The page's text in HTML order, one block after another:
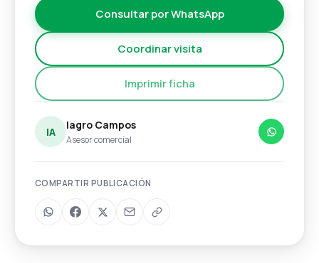
Consultar por WhatsApp
Coordinar visita
Imprimir ficha
IA
Iagro Campos
Asesor comercial
COMPARTIR PUBLICACIÓN